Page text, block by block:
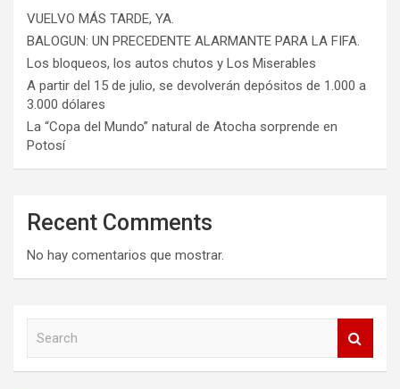
VUELVO MÁS TARDE, YA.
BALOGUN: UN PRECEDENTE ALARMANTE PARA LA FIFA.
Los bloqueos, los autos chutos y Los Miserables
A partir del 15 de julio, se devolverán depósitos de 1.000 a
3.000 dólares
La “Copa del Mundo” natural de Atocha sorprende en
Potosí
Recent Comments
No hay comentarios que mostrar.